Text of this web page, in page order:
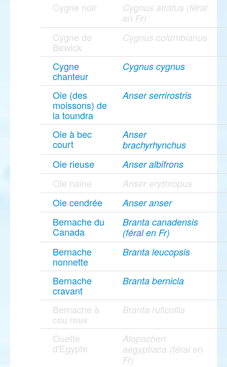
Cygne noir
Cygnus atratus (féral
en Fr)
Cygne de
Bewick
Cygnus columbianus
Cygne
chanteur
Cygnus cygnus
Oie (des
moissons) de
la toundra
Anser serrirostris
Oie à bec
court
Anser
brachyrhynchus
Oie rieuse Anser albifrons
Oie naine Anser erythropus
Oie cendrée Anser anser
Bernache du
Canada
Branta canadensis
(féral en Fr)
Bernache
nonnette
Branta leucopsis
Bernache
cravant
Branta bernicla
Bernache à
cou roux
Branta ruficollis
Ouette
d'Egypte
Alopochen
aegyptiaca (féral en
Fr)